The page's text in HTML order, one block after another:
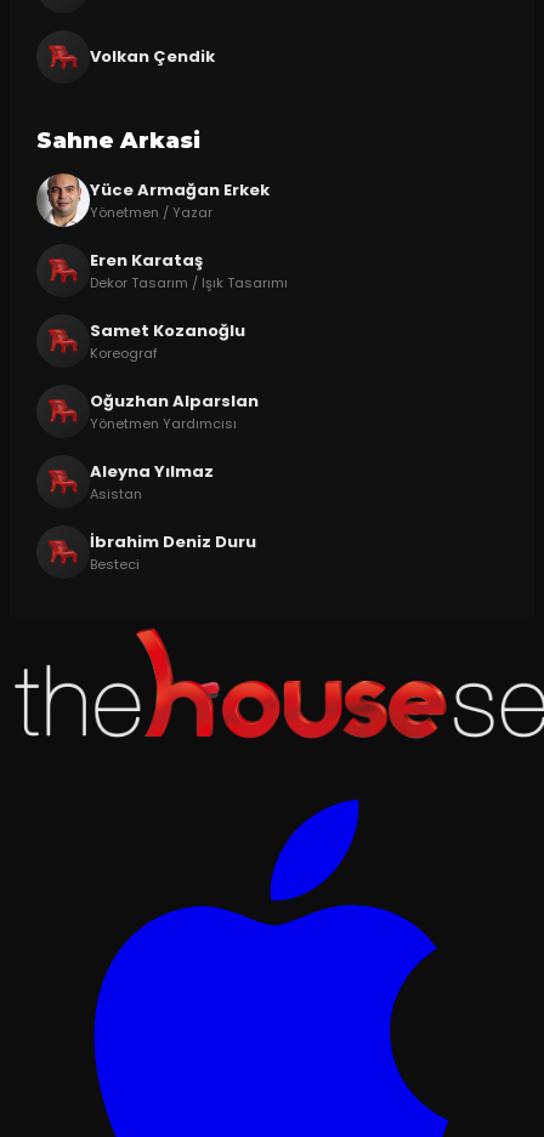
Volkan Çendik
Sahne Arkasi
Yüce Armağan Erkek
Yönetmen / Yazar
Eren Karataş
Dekor Tasarım / Işık Tasarımı
Samet Kozanoğlu
Koreograf
Oğuzhan Alparslan
Yönetmen Yardımcısı
Aleyna Yılmaz
Asistan
İbrahim Deniz Duru
Besteci